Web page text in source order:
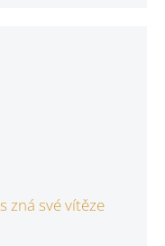
zná své vítěze